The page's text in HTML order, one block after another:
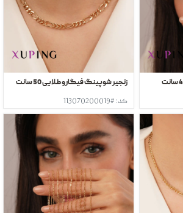
زنجیر شوپینگ فیگارو طلایی 50 سانت
کد: #113070200019